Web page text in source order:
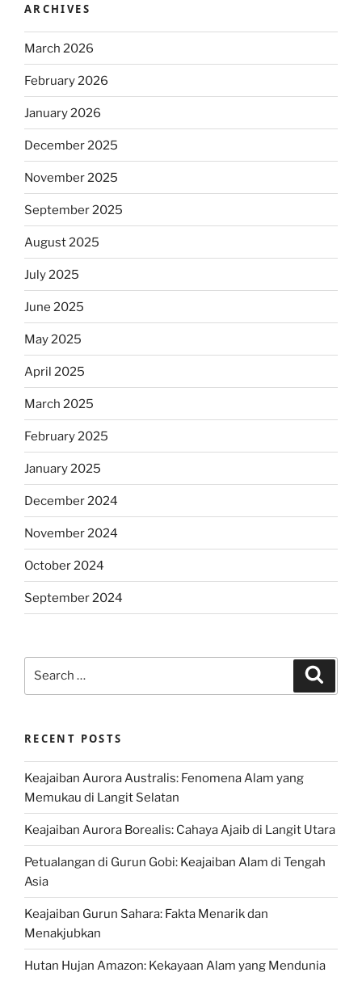
ARCHIVES
March 2026
February 2026
January 2026
December 2025
November 2025
September 2025
August 2025
July 2025
June 2025
May 2025
April 2025
March 2025
February 2025
January 2025
December 2024
November 2024
October 2024
September 2024
RECENT POSTS
Keajaiban Aurora Australis: Fenomena Alam yang
Memukau di Langit Selatan
Keajaiban Aurora Borealis: Cahaya Ajaib di Langit Utara
Petualangan di Gurun Gobi: Keajaiban Alam di Tengah
Asia
Keajaiban Gurun Sahara: Fakta Menarik dan
Menakjubkan
Hutan Hujan Amazon: Kekayaan Alam yang Mendunia